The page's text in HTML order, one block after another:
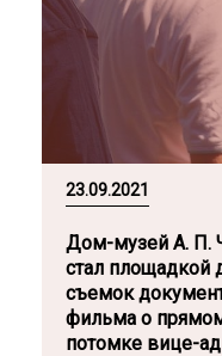
23.09.2021
Дом-музей А. П.
стал площадкой
съемок
фильма о
потомке вице-